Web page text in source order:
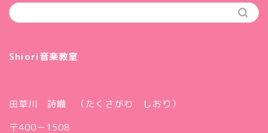
Shiori音楽教室
田草川 詩織 （たくさがわ しおり）
〒400－1508